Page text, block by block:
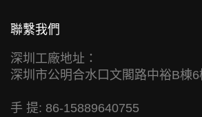
聯繫我們
深圳工廠地址：
深圳市公明合水口文閣路中裕B棟6
手 提: 86-15889640755